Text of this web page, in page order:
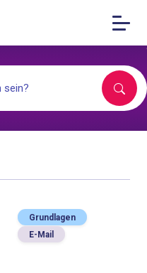
Grundlagen
E-Mail